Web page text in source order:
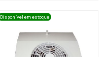
Disponível em estoque